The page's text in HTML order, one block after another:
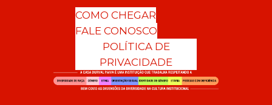
COMO CHEGAR
FALE CONOSCO
POLÍTICA DE
PRIVACIDADE